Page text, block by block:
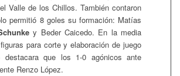
Valle de los Chillos. También contaron
permitió 8 goles su formación: Matías
y Beder Caicedo. En la media
para corte y elaboración de juego
destacara que los 1-0 agónicos ante
Renzo López.